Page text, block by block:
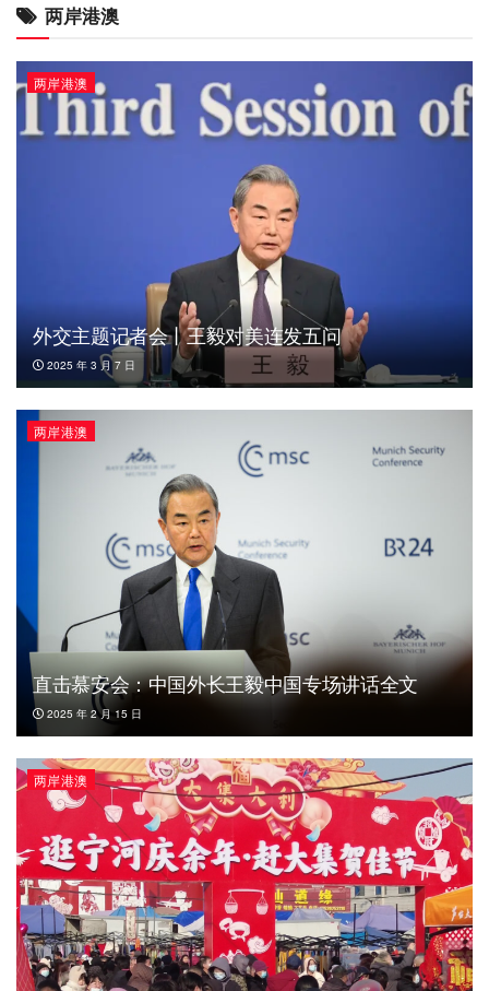
两岸港澳
两岸港澳
外交主题记者会丨王毅对美连发五问
2025 年 3 月 7 日
两岸港澳
直击慕安会：中国外长王毅中国专场讲话全文
2025 年 2 月 15 日
两岸港澳